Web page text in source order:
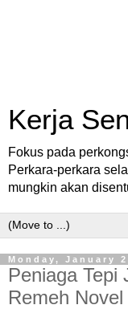
Kerja
Fokus pada
Perkara-perkara
mungkin akan
Monday, January
Peniaga Tepi
Remeh